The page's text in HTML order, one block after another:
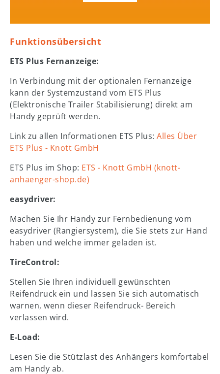
Funktionsübersicht
ETS Plus Fernanzeige:
In Verbindung mit der optionalen Fernanzeige
kann der Systemzustand vom ETS Plus
(Elektronische Trailer Stabilisierung) direkt am
Handy geprüft werden.
Link zu allen Informationen ETS Plus:Alles Über
ETS Plus - Knott GmbH
ETS Plus im Shop: ETS - Knott GmbH (knott-
anhaenger-shop.de)
easydriver:
Machen Sie Ihr Handy zur Fernbedienung vom
easydriver (Rangiersystem), die Sie stets zur Hand
haben und welche immer geladen ist.
TireControl:
Stellen Sie Ihren individuell gewünschten
Reifendruck ein und lassen Sie sich automatisch
warnen, wenn dieser Reifendruck- Bereich
verlassen wird.
E-Load:
Lesen Sie die Stützlast des Anhängers komfortabel
am Handy ab.